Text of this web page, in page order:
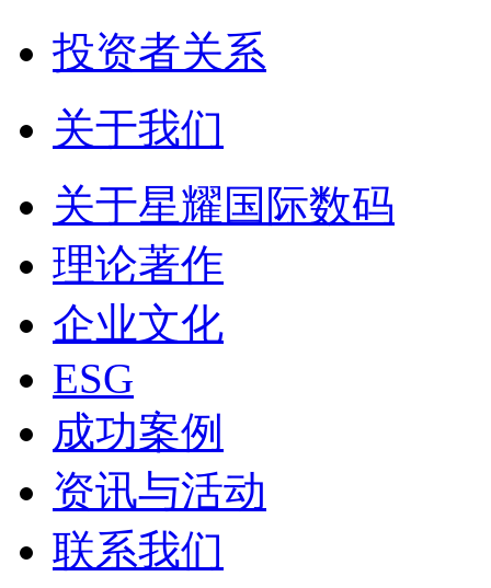
投资者关系
关于我们
关于星耀国际数码
理论著作
企业文化
ESG
成功案例
资讯与活动
联系我们